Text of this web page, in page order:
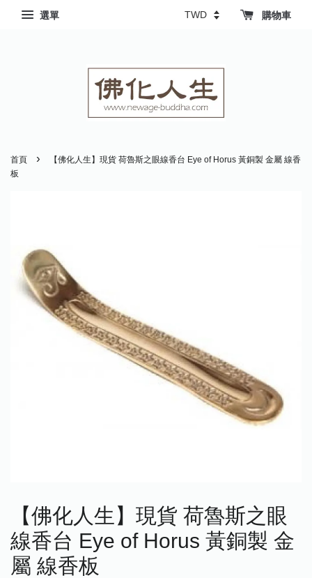
選單 購物車
首頁 ›
【佛化人生】現貨 荷魯斯之眼線香台 Eye of Horus 黃銅製 金屬 線香
板
【佛化人生】現貨 荷魯斯之眼
線香台 Eye of Horus 黃銅製 金
屬 線香板